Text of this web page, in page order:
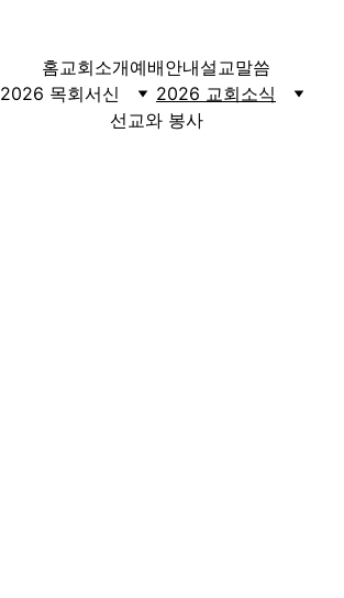
홈교회소개예배안내설교말씀
2026 목회서신
2026 교회소식
선교와 봉사